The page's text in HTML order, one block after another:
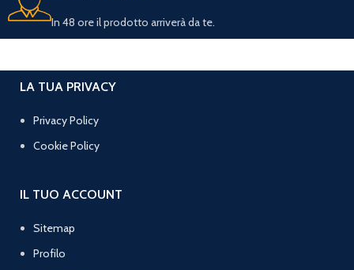
In 48 ore il prodotto arriverà da te.
LA TUA PRIVACY
Privacy Policy
Cookie Policy
IL TUO ACCOUNT
Sitemap
Profilo